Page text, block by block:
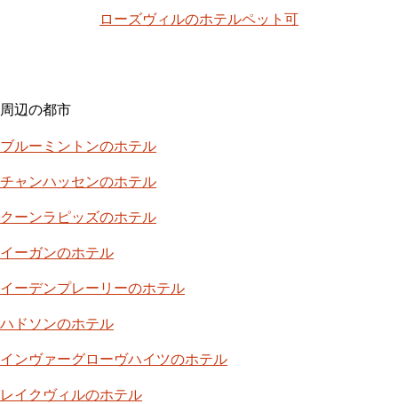
ローズヴィルのホテルペット可
周辺の都市
ブルーミントンのホテル
チャンハッセンのホテル
クーンラピッズのホテル
イーガンのホテル
イーデンプレーリーのホテル
ハドソンのホテル
インヴァーグローヴハイツのホテル
レイクヴィルのホテル